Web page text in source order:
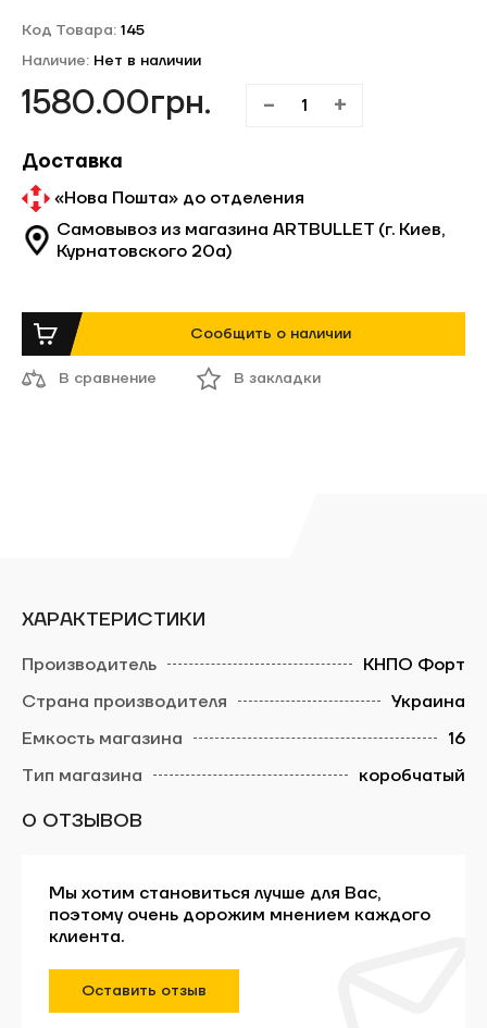
Код Товара: 145
Наличие: Нет в наличии
1580.00грн. - +
Доставка
«Нова Пошта» до отделения
Самовывоз из магазина ARTBULLET (г. Киев,
Курнатовского 20а)
Сообщить о наличии
В сравнение В закладки
ХАРАКТЕРИСТИКИ
КНПО Форт
Украина
16
коробчатый
0 ОТЗЫВОВ
Мы хотим становиться лучше для Вас,
поэтому очень дорожим мнением каждого
клиента.
Оставить отзыв
Отправить